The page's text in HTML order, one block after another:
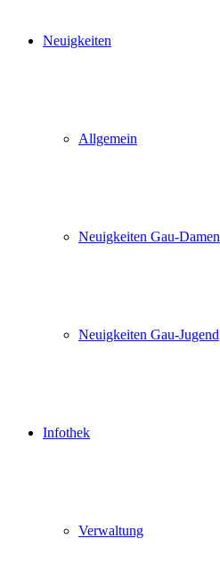
Neuigkeiten
Allgemein
Neuigkeiten Gau-Damen
Neuigkeiten Gau-Jugend
Infothek
Verwaltung